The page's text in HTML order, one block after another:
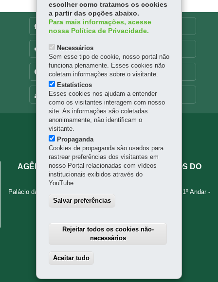
MAPA DO SITE
DENUNCIE CORRUPÇÃO
OUVIDORIA
TRANSPARÊNCIA INSTITUCIONAL
Navegação
principal
AGÊNCIA DE ASSUNTOS METROPOLITANOS DO
PARANÁ - AMEP
Palácio das Araucárias - Rua Jacy Loureiro de Campos, s/n - 1º Andar -
80530-140-Curitiba
escolher como tratamos os cookies
a partir das opções abaixo.
Para mais informações, acesse
nossa Política de Privacidade.
Necessários
Sem esse tipo de cookie, nosso portal não
funciona plenamente. Esses cookies não
coletam informações sobre o visitante.
Estatísticos
Esses cookies nos ajudam a entender
como os visitantes interagem com nosso
site. As informações são coletadas
anonimamente, não identificam o
visitante.
Propaganda
Cookies de propaganda são usados para
rastrear preferências dos visitantes em
nosso Portal relacionadas com vídeos
institucionais exibidos através do
YouTube.
Salvar preferências
Rejeitar todos os cookies não-
necessários
Aceitar tudo